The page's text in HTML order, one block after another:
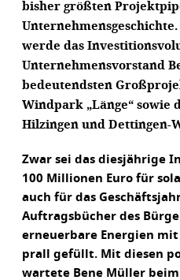
bisher größten
werde das
Unternehmensvorstand
bedeutendsten
Windpark „Länge“ sowie
Hilzingen und Dettingen-
Zwar sei das diesjährige
100 Millionen Euro für
auch für das
Auftragsbücher des
erneuerbare Energien
prall gefüllt. Mit diesen
wartete Bene Müller beim